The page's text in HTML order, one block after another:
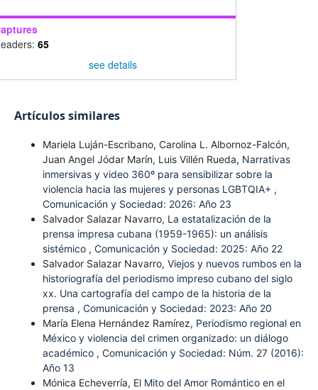
65
see details
Artículos similares
Mariela Luján-Escribano, Carolina L. Albornoz-Falcón,
Juan Angel Jódar Marín, Luis Villén Rueda, Narrativas
inmersivas y video 360º para sensibilizar sobre la
violencia hacia las mujeres y personas LGBTQIA+ ,
Comunicación y Sociedad: 2026: Año 23
Salvador Salazar Navarro, La estatalización de la
prensa impresa cubana (1959-1965): un análisis
sistémico , Comunicación y Sociedad: 2025: Año 22
Salvador Salazar Navarro, Viejos y nuevos rumbos en la
historiografía del periodismo impreso cubano del siglo
xx. Una cartografía del campo de la historia de la
prensa , Comunicación y Sociedad: 2023: Año 20
María Elena Hernández Ramírez, Periodismo regional en
México y violencia del crimen organizado: un diálogo
académico , Comunicación y Sociedad: Núm. 27 (2016):
Año 13
Mónica Echeverría, El Mito del Amor Romántico en el